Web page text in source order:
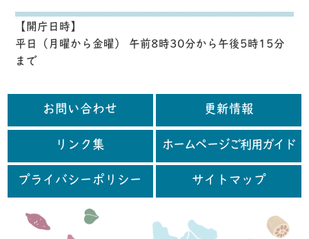
【開庁日時】
平日（月曜から金曜） 午前8時30分から午後5時15分
まで
お問い合わせ 更新情報
リンク集 ホームページご利用ガイド
プライバシーポリシー サイトマップ